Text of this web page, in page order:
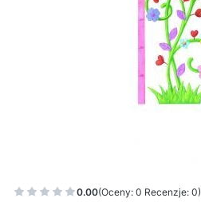
0.00(Oceny: 0 Recenzje: 0)